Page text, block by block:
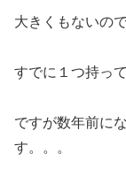
大きくもないの
すでに１つ持っ
ですが数年前に
す。。。